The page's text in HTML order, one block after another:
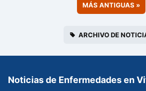
MÁS ANTIGUAS »
ARCHIVO DE
Noticias de Enfermedades en